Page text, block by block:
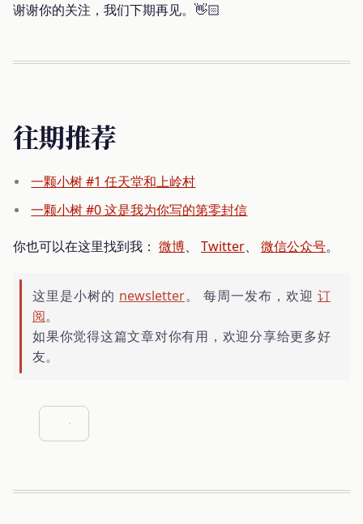
谢谢你的关注，我们下期再见。👋🏻
往期推荐
一颗小树 #1 任天堂和上岭村
一颗小树 #0 这是我为你写的第零封信
你也可以在这里找到我： 微博、 Twitter、 微信公众号。
这里是小树的 newsletter。 每周一发布，欢迎 订
阅。
如果你觉得这篇文章对你有用，欢迎分享给更多好
友。